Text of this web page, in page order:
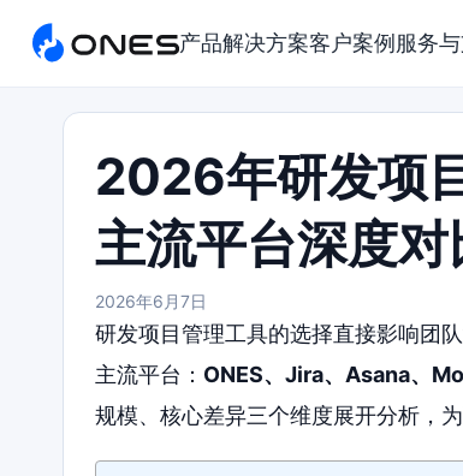
产品解决方案客户案例 服务
2026年研发项
主流平台深度对
2026年6月7日
研发项目管理工具的选择直接影响团
主流平台： ONES、Jira、Asana、
规模、核心差异三个维度展开分析，